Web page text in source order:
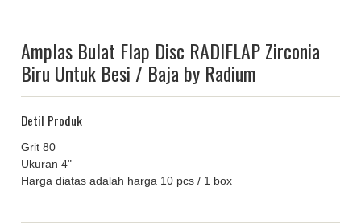
Amplas Bulat Flap Disc RADIFLAP Zirconia
Biru Untuk Besi / Baja by Radium
Detil Produk
Grit 80
Ukuran 4"
Harga diatas adalah harga 10 pcs / 1 box